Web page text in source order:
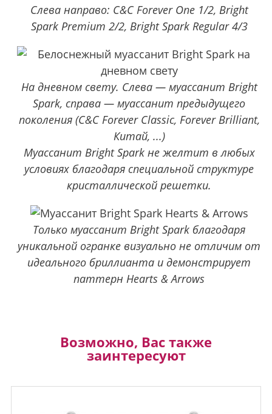
Слева направо: C&C Forever One 1/2, Bright
Spark Premium 2/2, Bright Spark Regular 4/3
На дневном свету. Слева — муассанит Bright
Spark, справа — муассанит предыдущего
поколения (C&C Forever Classic, Forever Brilliant,
Китай, ...)
Муассанит Bright Spark не желтит в любых
условиях благодаря специальной структуре
кристаллической решетки.
Только муассанит Bright Spark благодаря
уникальной огранке визуально не отличим от
идеального бриллианта и демонстрирует
паттерн Hearts & Arrows
Возможно, Вас также
заинтересуют